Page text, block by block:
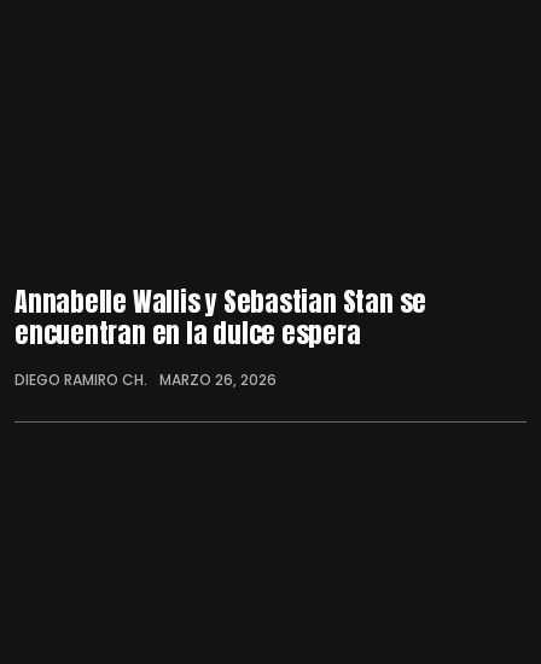
Annabelle Wallis y Sebastian Stan se
encuentran en la dulce espera
DIEGO RAMIRO CH. MARZO 26, 2026